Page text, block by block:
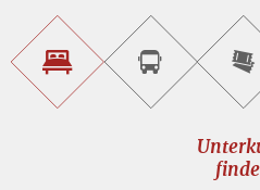
Unterkunft<br>finden
buchen